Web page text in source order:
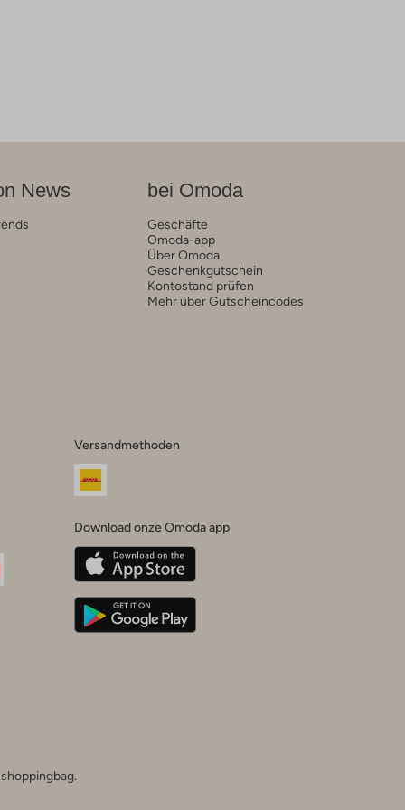
News bei Omoda
Geschäfte
Omoda-app
Über Omoda
Geschenkgutschein
Kontostand prüfen
Mehr über Gutscheincodes
Versandmethoden
Download onze Omoda app